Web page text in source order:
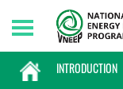
INTRODUCTION
Saturday, 08/08/2026 |